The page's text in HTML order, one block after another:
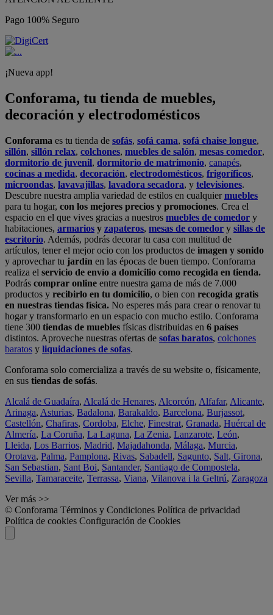
Pago 100% Seguro
¡Nueva app!
Conforama, tu tienda de muebles,
decoración y electrodomésticos
Conforama es tu tienda de sofás, sofá cama, sofá chaise longue,
sillón, sillón relax, colchones, muebles de salón, mesas comedor,
dormitorio de juvenil, dormitorio de matrimonio, canapés,
cocinas a medida, decoración, electrodomésticos, frigoríficos,
microondas, lavavajillas, lavadora secadora, y televisiones.
Descubre nuestra amplia variedad de estilos en cualquiermuebles
para tu hogar, con los mejores precios y promociones. Crea el
espacio en el que vives gracias a nuestros muebles de comedor y
habitaciones, armarios y zapateros, mesas de comedor y sillas de
escritorio. Además, podrás decorar tu casa con multitud de
artículos, tener el mejor ocio con los productos de imagen y sonido
y aprovechar tu jardín en las épocas de buen tiempo. Conforama
realiza el servicio de envío a domicilio como recogida en tienda.
Podrás comprar online entre nuestra gama de más de 7.000
productos y recibirlo en tu domicilio, o bien con recogida gratis
en nuestras tiendas física. No esperes más para crear o renovar tu
hogar y transformarlo en un espacio con mucho estilo. Conforama
tiene 300 tiendas de muebles físicas distribuidas en 6 países
distintos. Aproveche nuestras ofertas de sofas baratos, colchones
baratos y liquidaciones de sofas.
Conforama solo comercializa a través de su website o, físicamente,
en sus tiendas de sofás.
Alcalá de Guadaíra, Alcalá de Henares, Alcorcón, Alfafar, Alicante,
Arinaga, Asturias, Badalona, Barakaldo, Barcelona, Burjassot,
Castellón, Chafiras, Cordoba, Elche, Finestrat, Granada, Huércal de
Almería, La Coruña, La Laguna, La Zenia, Lanzarote, León,
Lleida, Los Barrios, Madrid, Majadahonda, Málaga, Murcia,
Orotava, Palma, Pamplona, Rivas, Sabadell, Sagunto, Salt, Girona,
San Sebastian, Sant Boi, Santander, Santiago de Compostela,
Sevilla, Tamaraceite, Terrassa, Viana, Vilanova i la Geltrú, Zaragoza
Ver más >>
© Conforama Términos y Condiciones Política de privacidad
Política de cookies Configuración de Cookies